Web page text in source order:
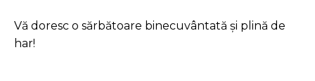
Vă doresc o sărbătoare binecuvântată și plină de
har!